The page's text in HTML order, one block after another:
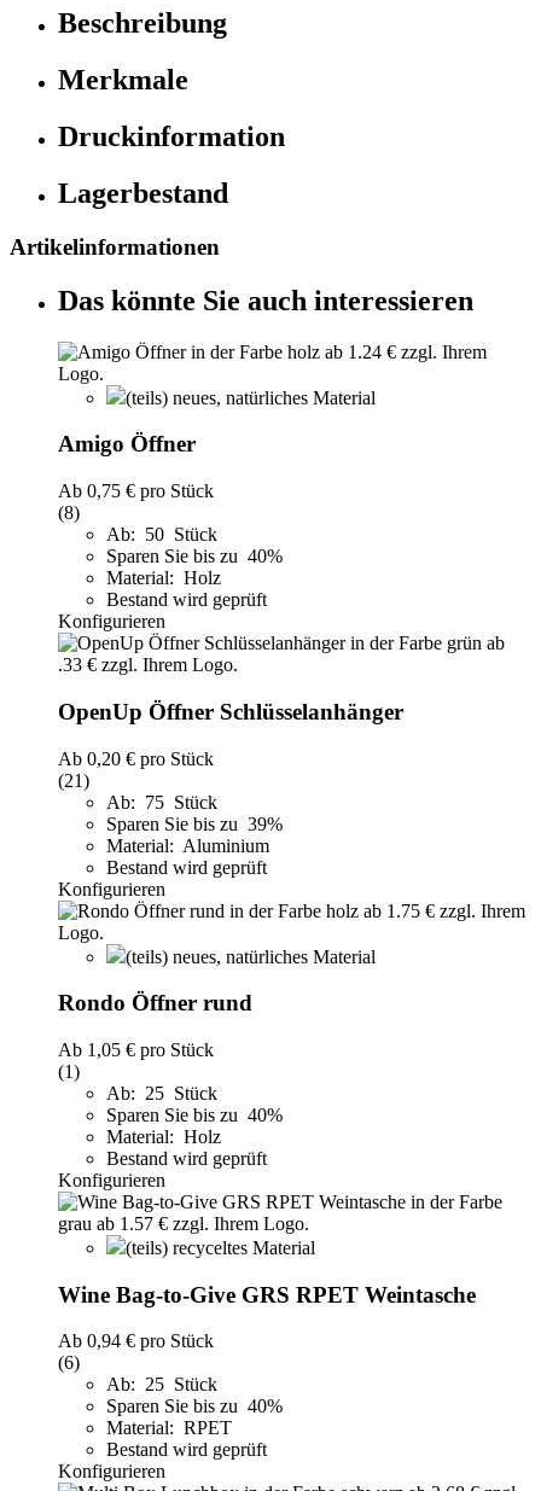
Beschreibung
Merkmale
Druckinformation
Lagerbestand
Artikelinformationen
Das könnte Sie auch interessieren
(teils) neues, natürliches Material
Amigo Öffner
Ab 0,75 € pro Stück
(8)
Ab: 50 Stück
Sparen Sie bis zu 40%
Material: Holz
Bestand wird geprüft
Konfigurieren
OpenUp Öffner Schlüsselanhänger
Ab 0,20 € pro Stück
(21)
Ab: 75 Stück
Sparen Sie bis zu 39%
Material: Aluminium
Bestand wird geprüft
Konfigurieren
(teils) neues, natürliches Material
Rondo Öffner rund
Ab 1,05 € pro Stück
(1)
Ab: 25 Stück
Sparen Sie bis zu 40%
Material: Holz
Bestand wird geprüft
Konfigurieren
(teils) recyceltes Material
Wine Bag-to-Give GRS RPET Weintasche
Ab 0,94 € pro Stück
(6)
Ab: 25 Stück
Sparen Sie bis zu 40%
Material: RPET
Bestand wird geprüft
Konfigurieren